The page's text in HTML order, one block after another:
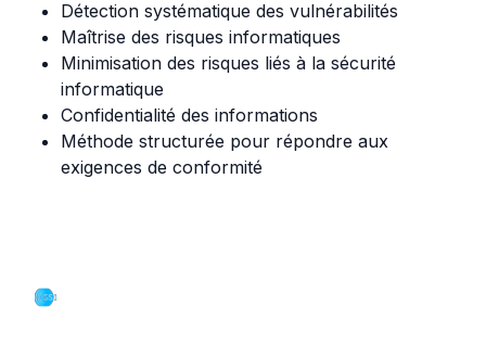
Détection systématique des vulnérabilités
Maîtrise des risques informatiques
Minimisation des risques liés à la sécurité
informatique
Confidentialité des informations
Méthode structurée pour répondre aux
exigences de conformité